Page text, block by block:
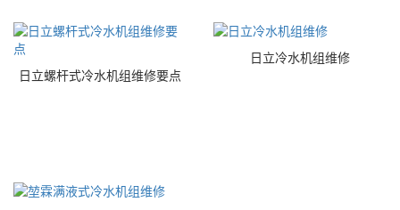
日立螺杆式冷水机组维修要点
日立冷水机组维修